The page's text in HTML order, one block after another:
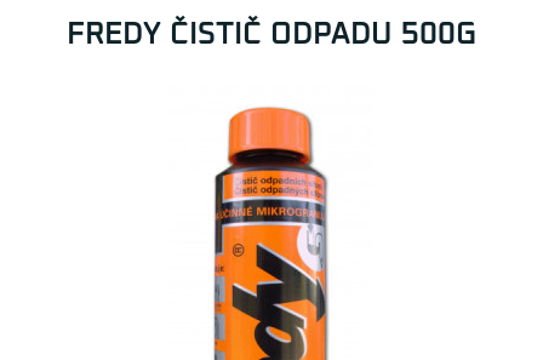
FREDY ČISTIČ ODPADU 500G